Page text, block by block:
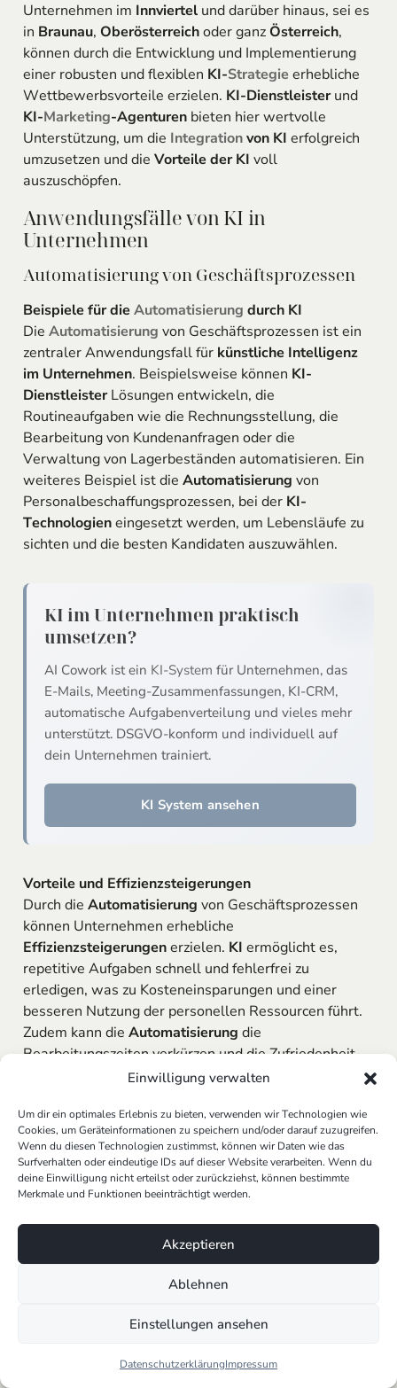
Einwilligung verwalten
Um dir ein optimales Erlebnis zu bieten, verwenden wir Technologien wie
Cookies, um Geräteinformationen zu speichern und/oder darauf zuzugreifen.
Wenn du diesen Technologien zustimmst, können wir Daten wie das
Surfverhalten oder eindeutige IDs auf dieser Website verarbeiten. Wenn du
deine Einwilligung nicht erteilst oder zurückziehst, können bestimmte
Merkmale und Funktionen beeinträchtigt werden.
Akzeptieren
Ablehnen
Einstellungen ansehen
DatenschutzerklärungImpressum
Unternehmen im Innviertelund darüber hinaus, sei es
in Braunau, Oberösterreichoder ganz Österreich,
können durch die Entwicklung und Implementierung
einer robusten und flexiblen KI-Strategie erhebliche
Wettbewerbsvorteile erzielen. KI-Dienstleisterund
KI-Marketing-Agenturenbieten hier wertvolle
Unterstützung, um die Integrationvon KI erfolgreich
umzusetzen und die Vorteile der KI voll
auszuschöpfen.
Anwendungsfälle von KI in
Unternehmen
Automatisierung von Geschäftsprozessen
Beispiele für dieAutomatisierung durch KI
Die Automatisierung von Geschäftsprozessen ist ein
zentraler Anwendungsfall für künstliche Intelligenz
im Unternehmen. Beispielsweise können KI-
DienstleisterLösungen entwickeln, die
Routineaufgaben wie die Rechnungsstellung, die
Bearbeitung von Kundenanfragen oder die
Verwaltung von Lagerbeständen automatisieren. Ein
weiteres Beispiel ist die Automatisierung von
Personalbeschaffungsprozessen, bei der KI-
Technologieneingesetzt werden, um Lebensläufe zu
sichten und die besten Kandidaten auszuwählen.
KI im Unternehmen praktisch
umsetzen?
AI Cowork ist ein KI-System für Unternehmen, das
E-Mails, Meeting-Zusammenfassungen, KI-CRM,
automatische Aufgabenverteilung und vieles mehr
unterstützt. DSGVO-konform und individuell auf
dein Unternehmen trainiert.
KI System ansehen
Vorteile und Effizienzsteigerungen
Durch die Automatisierung von Geschäftsprozessen
können Unternehmen erhebliche
Effizienzsteigerungenerzielen. KI ermöglicht es,
repetitive Aufgaben schnell und fehlerfrei zu
erledigen, was zu Kosteneinsparungen und einer
besseren Nutzung der personellen Ressourcen führt.
Zudem kann die Automatisierung die
Bearbeitungszeiten verkürzen und die Zufriedenheit
der Kunden erhöhen, da Anfragen schneller bearbeitet
Datenanalyse und Entscheidungsfindung
Wie KI bei der Analyse großer Datenmengen hilft
Die Analyse großer Datenmengen ist eine der Stärken
Einsatz von KIriesige Datenmengen auswerten und
Muster erkennen, die für menschliche Analysten
bieten spezialisierte Lösungen an, die es
Unternehmen ermöglichen, wertvolle Einblicke aus
Verbesserung der Entscheidungsfindung durch KI